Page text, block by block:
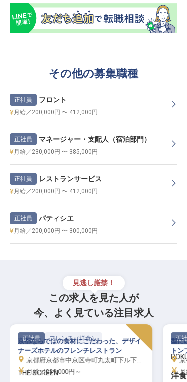
その他の募集職種
正社員 フロント
月給／200,000円 〜 412,000円
正社員 マネージャー・支配人（宿泊部門）
月給／230,000円 〜 385,000円
正社員 レストランサービス
月給／200,000円 〜 412,000円
正社員 パティシエ
月給／200,000円 〜 300,000円
見逃し厳禁！
この求人を見た人が
今、よく見ている注目求人
正社員 フレンチ（洋食）
THE SCREEN
京都ならではの食材にこだわった、デザイ
ナーズホテルのフレンチレストラン
京都府京都市中京区寺町丸太町下ル下御霊前町640-1
月給／239,000円～
正社
洋
型に
トン
京